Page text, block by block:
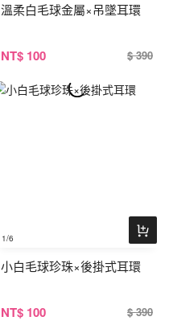
溫柔白毛球金屬×吊墜耳環
NT$ 100 $ 390
1/6
小白毛球珍珠×後掛式耳環
NT$ 100 $ 390